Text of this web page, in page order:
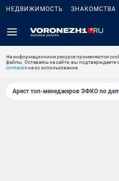
НЕДВИЖИМОСТЬ ЗНАКОМСТВА
На информационном ресурсе применяются
файлы. Оставаясь на сайте, вы подтверждаете
согласиена их использование.
Арест топ-менеджеров ЭФКО по